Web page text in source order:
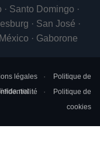
· Santo Domingo ·
· San José ·
· Gaborone
légales
Politique de
Politique de
cookies